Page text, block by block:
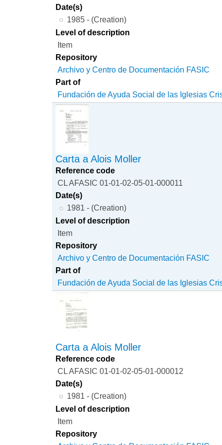
Date(s)
1985 - (Creation)
Level of description
Item
Repository
Archivo y Centro de Documentación FASIC
Part of
Fundación de Ayuda Social de las Iglesias
Carta a Alois Moller
Reference code
CL AFASIC 01-01-02-05-01-000011
Date(s)
1981 - (Creation)
Level of description
Item
Repository
Archivo y Centro de Documentación FASIC
Part of
Fundación de Ayuda Social de las Iglesias
Carta a Alois Moller
Reference code
CL AFASIC 01-01-02-05-01-000012
Date(s)
1981 - (Creation)
Level of description
Item
Repository